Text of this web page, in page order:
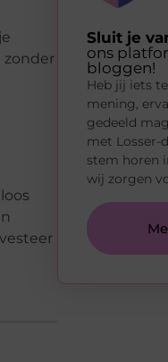
zonder
Sluit je
ons
bloggen!
Heb jij iets
mening,
gedeeld
met Losser-
stem horen
wij zorgen